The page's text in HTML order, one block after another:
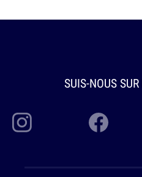
SUIS-NOUS SUR